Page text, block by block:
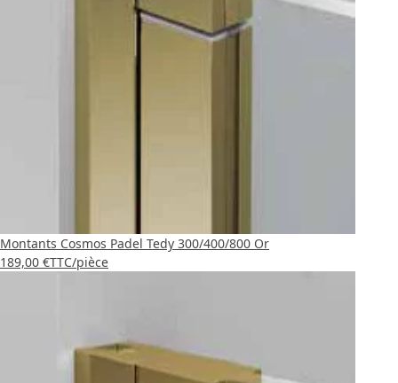
Montants Cosmos Padel Tedy 300/400/800 Or
189,00 €TTC/pièce